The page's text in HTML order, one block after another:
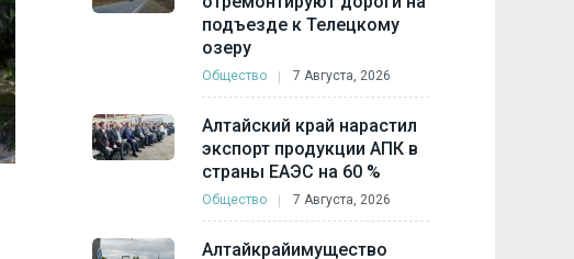
подъезде к Телецкому
озеру
Общество 7 Августа, 2026
Алтайский край нарастил
экспорт продукции АПК в
страны ЕАЭС на 60 %
Общество 7 Августа, 2026
Алтайкрайимущество